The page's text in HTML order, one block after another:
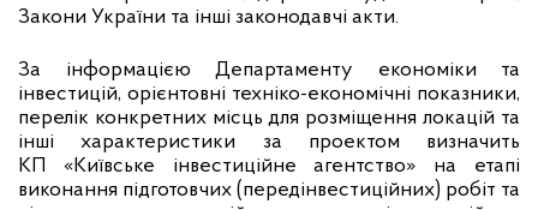
Закони України та інші законодавчі акти.
За інформацією Департаменту економіки та
інвестицій, орієнтовні техніко-економічні показники,
перелік конкретних місць для розміщення локацій та
інші характеристики за проектом визначить
КП «Київське інвестиційне агентство» на етапі
виконання підготовчих (передінвестиційних) робіт та